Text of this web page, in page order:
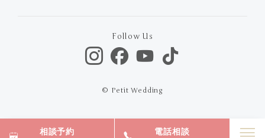
相談予約 電話相談
Follow Us
© Petit Wedding